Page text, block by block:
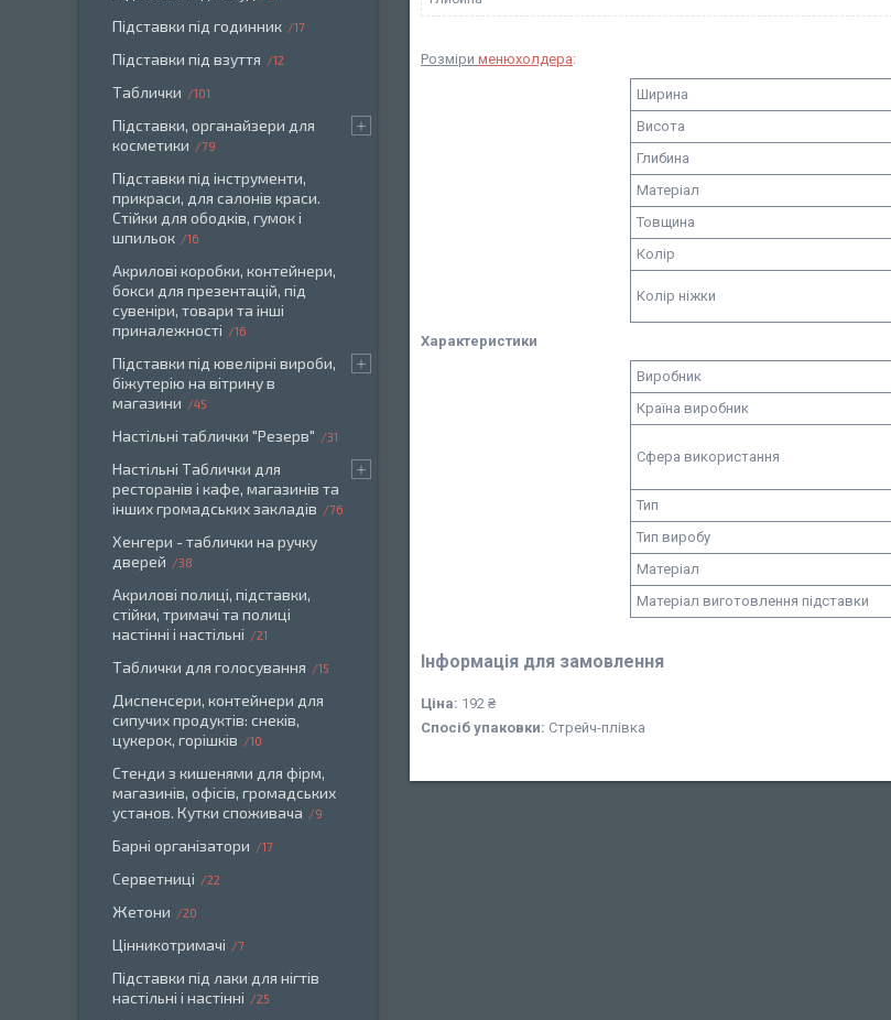
Розміри менюхолдера:
Ширина
Висота
Глибина
Матеріал
Товщина
Колір
Колір ніжки
Характеристики
Виробник
Країна виробник
Сфера використання
Тип
Тип виробу
Матеріал
Матеріал виготовлення підставки
Інформація для замовлення
Ціна: 192 ₴
Спосіб упаковки: Стрейч-плівка
Підставки під годинник 17
Підставки під взуття 12
Таблички 101
Підставки, органайзери для
косметики
79
Підставки під інструменти,
прикраси, для салонів краси.
Стійки для ободків, гумок і
шпильок
16
Акрилові коробки, контейнери,
бокси для презентацій, під
сувеніри, товари та інші
приналежності
16
Підставки під ювелірні вироби,
біжутерію на вітрину в
магазини
45
Настільні таблички "Резерв" 31
Настільні Таблички для
ресторанів і кафе, магазинів та
інших громадських закладів
76
Хенгери - таблички на ручку
дверей
38
Акрилові полиці, підставки,
стійки, тримачі та полиці
настінні і настільні
21
Таблички для голосування 15
Диспенсери, контейнери для
сипучих продуктів: снеків,
цукерок, горішків
10
Стенди з кишенями для фірм,
магазинів, офісів, громадських
установ. Кутки споживача
9
Барні організатори 17
Серветниці 22
Жетони 20
Цінникотримачі 7
Підставки під лаки для нігтів
настільні і настінні
25